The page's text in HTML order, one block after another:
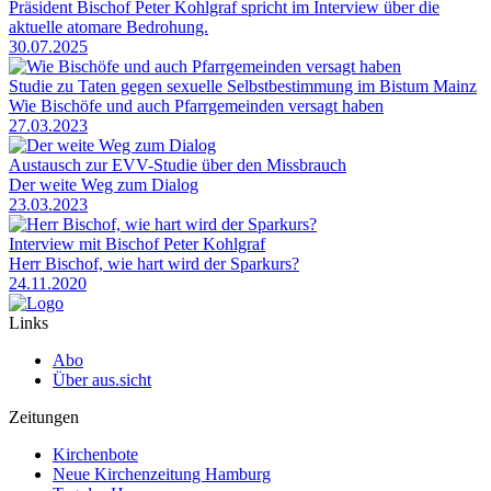
Präsident Bischof Peter Kohlgraf spricht im Interview über die
aktuelle atomare Bedrohung.
30.07.2025
Studie zu Taten gegen sexuelle Selbstbestimmung im Bistum Mainz
Wie Bischöfe und auch Pfarrgemeinden versagt haben
27.03.2023
Austausch zur EVV-Studie über den Missbrauch
Der weite Weg zum Dialog
23.03.2023
Interview mit Bischof Peter Kohlgraf
Herr Bischof, wie hart wird der Sparkurs?
24.11.2020
Links
Abo
Über aus.sicht
Zeitungen
Kirchenbote
Neue Kirchenzeitung Hamburg